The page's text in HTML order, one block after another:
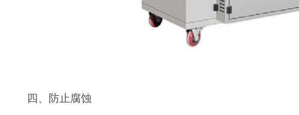
四、防止腐蚀